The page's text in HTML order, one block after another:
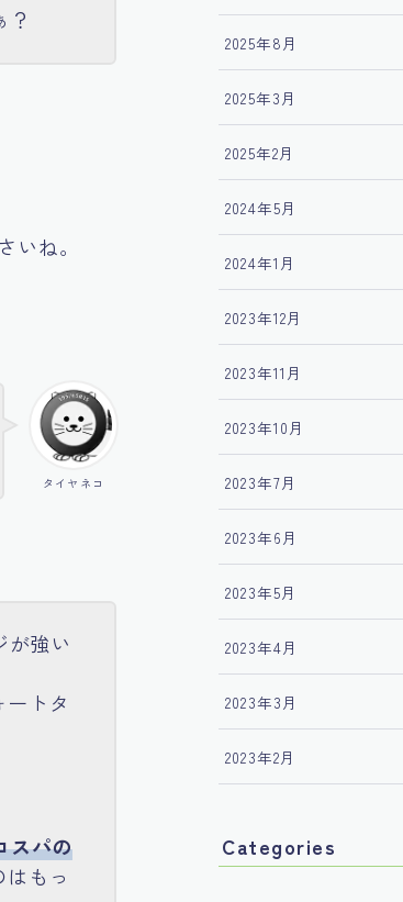
ね。
タイヤネコ
が強い
トタ
スパの
もっ
2025年8月
2025年3月
2025年2月
2024年5月
2024年1月
2023年12月
2023年11月
2023年10月
2023年7月
2023年6月
2023年5月
2023年4月
2023年3月
2023年2月
Categories